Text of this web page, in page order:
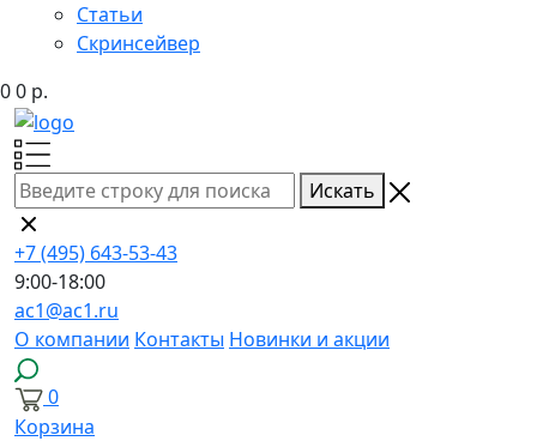
Статьи
Скринсейвер
00 р.
Искать
+7 (495) 643-53-43
9:00-18:00
ac1@ac1.ru
О компании Контакты Новинки и акции
0
Корзина